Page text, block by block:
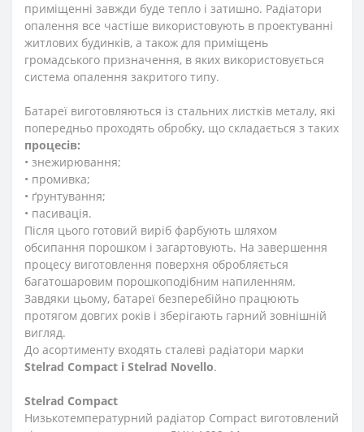
приміщенні завжди буде тепло і затишно. Радіатори
опалення все частіше використовують в проектуванні
житлових будинків, а також для приміщень
громадського призначення, в яких використовується
система опалення закритого типу.
Батареї виготовляються із стальних листків металу, які
попередньо проходять обробку, що складається з таких
процесів:
• знежирювання;
• промивка;
• ґрунтування;
• пасивація.
Після цього готовий виріб фарбують шляхом
обсипання порошком і загартовують. На завершення
процесу виготовлення поверхня обробляється
багатошаровим порошкоподібним напиленням.
Завдяки цьому, батареї безперебійно працюють
протягом довгих років і зберігають гарний зовнішній
вигляд.
До асортименту входять сталеві радіатори марки
Stelrad Compact i Stelrad Novello.
Stelrad Compact
Низькотемпературний радіатор Compact виготовлений